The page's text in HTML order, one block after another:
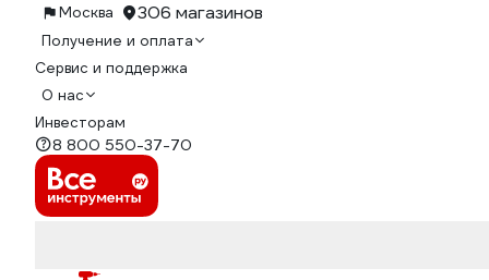
Москва 306 магазинов
Получение и оплата
Сервис и поддержка
О нас
Инвесторам
8 800 550-37-70